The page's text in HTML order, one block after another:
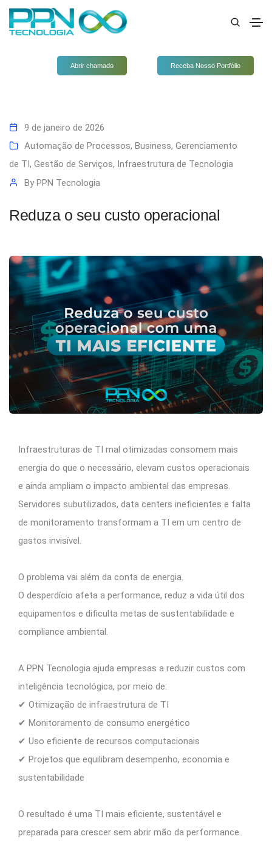
Abrir chamado Receba Nosso Portfólio
9 de janeiro de 2026
Automação de Processos, Business, Gerenciamento
de TI, Gestão de Serviços, Infraestrutura de Tecnologia
By PPN Tecnologia
Reduza o seu custo operacional
Infraestruturas de TI mal otimizadas consomem mais
energia do que o necessário, elevam custos operacionais
e ainda ampliam o impacto ambiental das empresas.
Servidores subutilizados, data centers ineficientes e falta
de monitoramento transformam a TI em um centro de
gastos invisível.
O problema vai além da conta de energia.
O desperdício afeta a performance, reduz a vida útil dos
equipamentos e dificulta metas de sustentabilidade e
compliance ambiental.
A PPN Tecnologia ajuda empresas a reduzir custos com
inteligência tecnológica, por meio de:
✔ Otimização de infraestrutura de TI
✔ Monitoramento de consumo energético
✔ Uso eficiente de recursos computacionais
✔ Projetos que equilibram desempenho, economia e
sustentabilidade
O resultado é uma TI mais eficiente, sustentável e
preparada para crescer sem abrir mão da performance.